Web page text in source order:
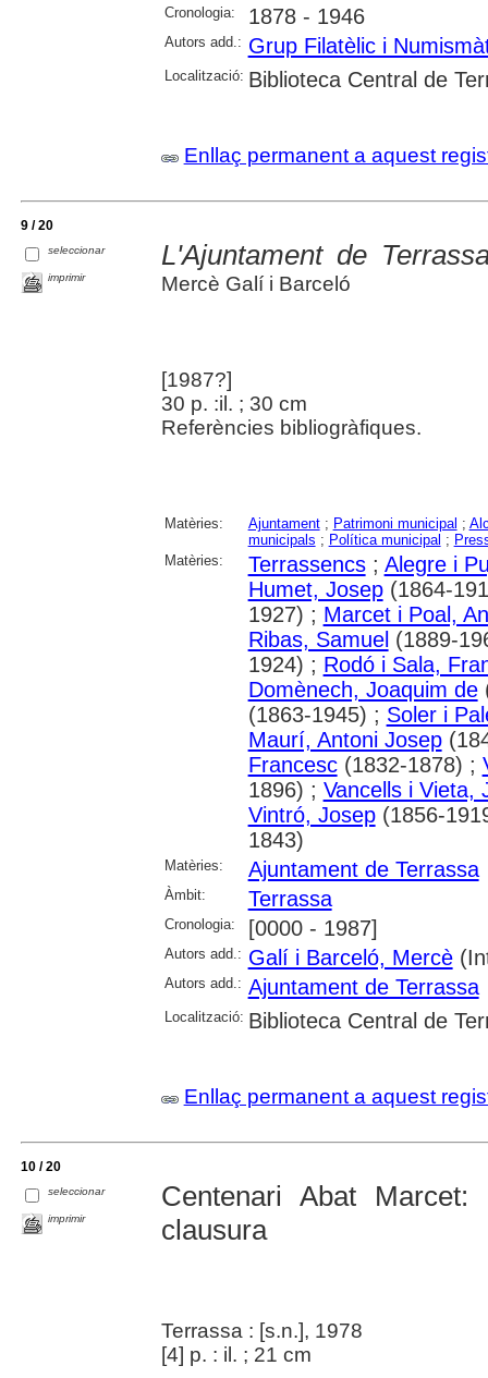
Cronologia: 1878 - 1946
Autors add.: Grup Filatèlic i
Localització: Biblioteca Central de
Enllaç permanent a aquest
9 / 20
seleccionar
imprimir
L'Ajuntament de
Mercè Galí i Barceló
[1987?]
30 p. :il. ; 30 cm
Referències bibliogràfiques.
Matèries: Ajuntament; Patrimoni municipal ;
municipals ; Política municipal ;
Matèries:
Terrassencs; Alegre i
Humet, Josep(1864-
1927) ; Marcet i Poal,
Ribas, Samuel (1889-
1924) ; Rodó i Sala,
Domènech, Joaquim de
(1863-1945) ; Soler i
Maurí, Antoni Josep
Francesc(1832-1878) ;
1896) ; Vancells i Vieta,
Vintró, Josep(1856-
1843)
Matèries: Ajuntament de Terrassa
Àmbit: Terrassa
Cronologia: [0000 - 1987]
Autors add.: Galí i Barceló, Mercè
Autors add.: Ajuntament de Terrassa
Localització: Biblioteca Central de
Enllaç permanent a aquest
10 / 20
seleccionar
imprimir
Centenari Abat
clausura
Terrassa : [s.n.], 1978
[4] p. : il. ; 21 cm